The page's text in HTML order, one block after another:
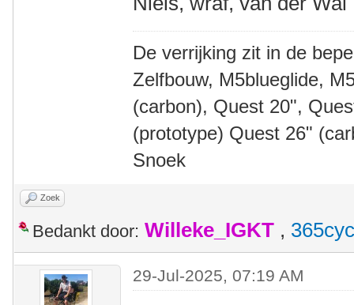
De verrijking zit in de
Zelfbouw, M5blueglide,
(carbon), Quest 20",
(prototype) Quest 26"
Snoek
Zoek
Bedankt door: Willeke_IGKT ,
29-Jul-2025, 07:19 AM